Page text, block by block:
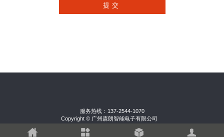
服务热线：137-2544-1070
Copyright © 广州森朗智能电子有限公司
-2